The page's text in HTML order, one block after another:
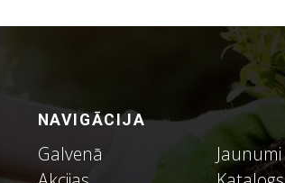
NAVIGĀCIJA
Galvenā
Jaunumi